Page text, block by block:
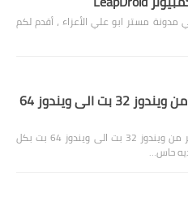
مدونة مستر ابو علي الأعزاء ، أقدم لكم
تحويل الكمبيوتر من ويندوز 32 بت الى ويندوز 64
درس اليوم حول كيفية تحويل الكمبيوتر من ويندوز 32 بت الى ويندوز 64 بت بكل
حاس…